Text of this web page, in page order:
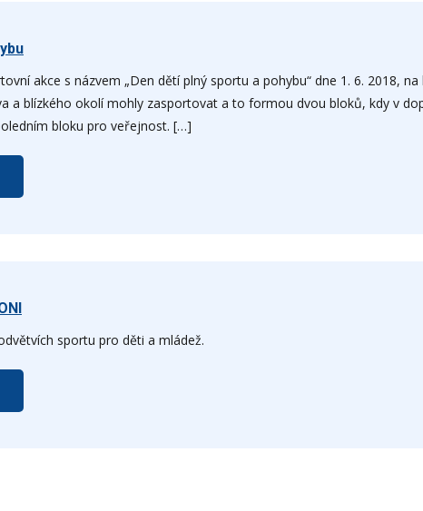
akce s názvem „Den dětí plný sportu a pohybu“ dne 1. 6. 2018,
a blízkého okolí mohly zasportovat a to formou dvou bloků, kdy v
bloku pro veřejnost. […]
sportu pro děti a mládež.